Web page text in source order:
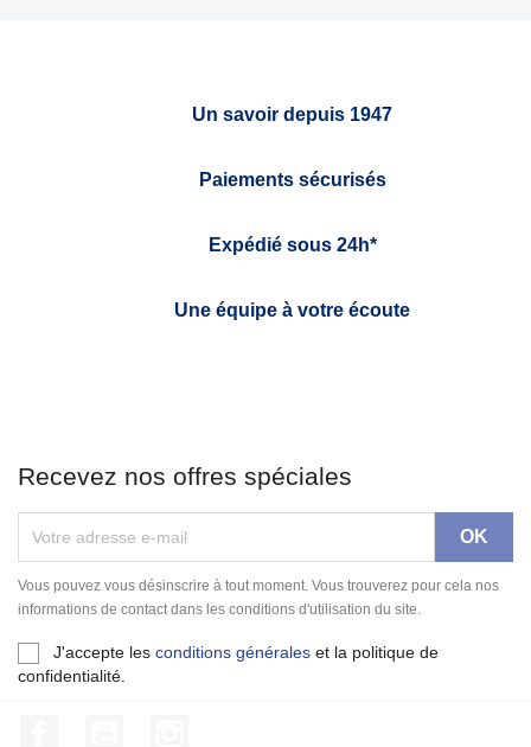
Un savoir depuis 1947
Paiements sécurisés
Expédié sous 24h*
Une équipe à votre écoute
Recevez nos offres spéciales
Vous pouvez vous désinscrire à tout moment. Vous trouverez pour cela nos
informations de contact dans les conditions d'utilisation du site.
J'accepte les conditions générales et la politique de
confidentialité.